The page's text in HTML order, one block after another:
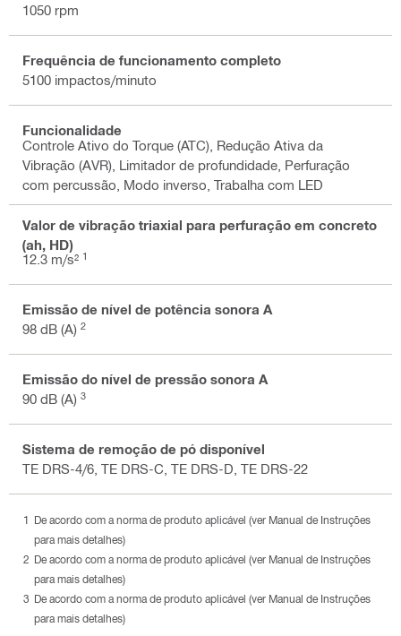
1050 rpm
Frequência de funcionamento completo
5100 impactos/minuto
Funcionalidade
Controle Ativo do Torque (ATC), Redução Ativa da
Vibração (AVR), Limitador de profundidade, Perfuração
com percussão, Modo inverso, Trabalha com LED
Valor de vibração triaxial para perfuração em concreto
(ah, HD)
12.3 m/s² 1
Emissão de nível de potência sonora A
98 dB (A) 2
Emissão do nível de pressão sonora A
90 dB (A) 3
Sistema de remoção de pó disponível
TE DRS-4/6, TE DRS-C, TE DRS-D, TE DRS-22
De acordo com a norma de produto aplicável (ver Manual de Instruções
para mais detalhes)
De acordo com a norma de produto aplicável (ver Manual de Instruções
para mais detalhes)
De acordo com a norma de produto aplicável (ver Manual de Instruções
para mais detalhes)